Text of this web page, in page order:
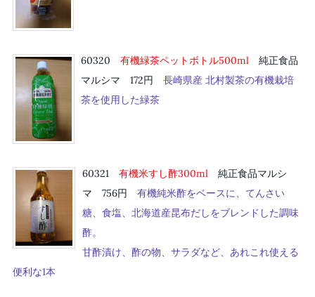
60320 有機緑茶ペットボトル500ml 純正食品
マルシマ 172円 長崎県産 北村製茶の有機栽培
茶を使用した緑茶
60321 有機米すし酢300ml 純正食品マルシ
マ 756円 有機純米酢をベースに、てんさい
糖、食塩、北海道産昆布だしをブレンドした調味
酢。
甘酢漬け、酢の物、サラダなど、あれこれ使える
便利な1本